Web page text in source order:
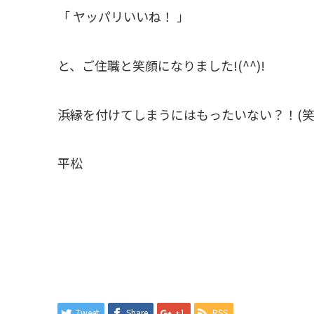
「 ヤッパリいいね！ 」
と、ご住職と笑顔になりました!(^^)!
浜縁を付けてしまうにはもったいない？！(
平松